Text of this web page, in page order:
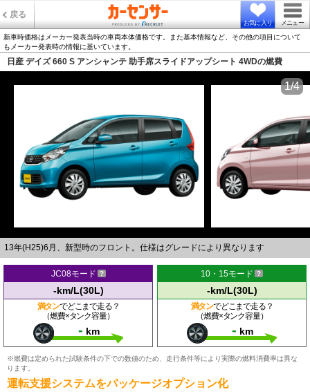
戻る
お気に入り メニュー
新車時価格はメーカー発表当時の車両本体価格です。また基本情報など、その他の項目について
もメーカー発表時の情報に基いています。
日産 デイズ 660 S アンシャンテ 助手席スライドアップシート 4WDの燃費
13年(H25)6月、新型時のフロント。仕様はグレードにより異なります
1/4
JC08モード
-km/L(30L)
満タンでどこまで走る？
（燃費×タンク容量）
- km
10・15モード
-km/L(30L)
満タンでどこまで走る？
（燃費×タンク容量）
- km
※燃費は定められた試験条件の下での数値のため、走行条件等により実際の燃料消費率は異な
ります。
運転支援システムをパッケージオプション化